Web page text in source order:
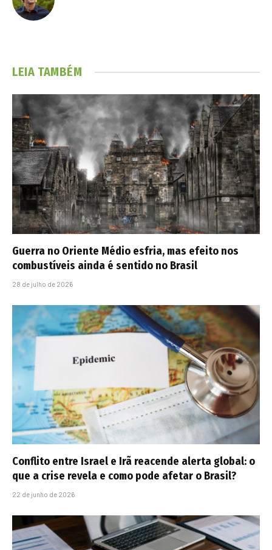
LEIA TAMBÉM
Guerra no Oriente Médio esfria, mas efeito nos
combustíveis ainda é sentido no Brasil
28 de julho de 2026
Conflito entre Israel e Irã reacende alerta global: o
que a crise revela e como pode afetar o Brasil?
22 de junho de 2026